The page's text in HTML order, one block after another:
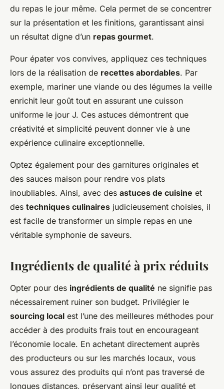
du repas le jour même. Cela permet de se concentrer
sur la présentation et les finitions, garantissant ainsi
un résultat digne d’un repas gourmet.
Pour épater vos convives, appliquez ces techniques
lors de la réalisation de recettes abordables. Par
exemple, mariner une viande ou des légumes la veille
enrichit leur goût tout en assurant une cuisson
uniforme le jour J. Ces astuces démontrent que
créativité et simplicité peuvent donner vie à une
expérience culinaire exceptionnelle.
Optez également pour des garnitures originales et
des sauces maison pour rendre vos plats
inoubliables. Ainsi, avec des astuces de cuisine et
des techniques culinaires judicieusement choisies, il
est facile de transformer un simple repas en une
véritable symphonie de saveurs.
Ingrédients de qualité à prix réduits
Opter pour des ingrédients de qualité ne signifie pas
nécessairement ruiner son budget. Privilégier le
sourcing local est l’une des meilleures méthodes pour
accéder à des produits frais tout en encourageant
l’économie locale. En achetant directement auprès
des producteurs ou sur les marchés locaux, vous
vous assurez des produits qui n’ont pas traversé de
longues distances, préservant ainsi leur qualité et